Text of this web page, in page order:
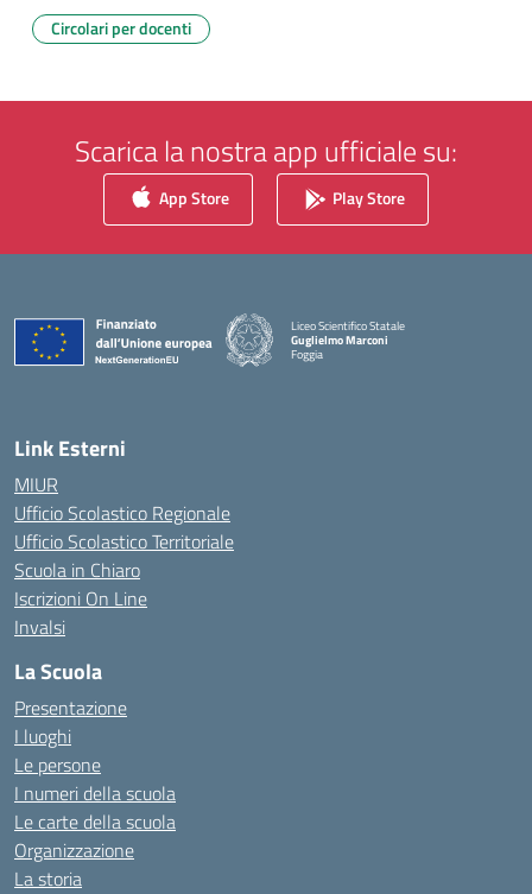
Circolari per docenti
Scarica la nostra app ufficiale su:
App Store Play Store
Liceo Scientifico Statale
Guglielmo Marconi
Foggia
— Visita la pagina iniziale della scuola
Link Esterni
MIUR
Ufficio Scolastico Regionale
Ufficio Scolastico Territoriale
Scuola in Chiaro
Iscrizioni On Line
Invalsi
La Scuola
Presentazione
I luoghi
Le persone
I numeri della scuola
Le carte della scuola
Organizzazione
La storia